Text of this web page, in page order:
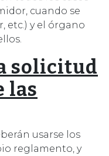
cuando se
etc.) y el órgano
solicitud
las
usarse los
reglamento, y